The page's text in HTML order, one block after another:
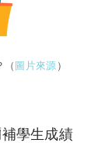
（ 圖片來源 ）
學生成績